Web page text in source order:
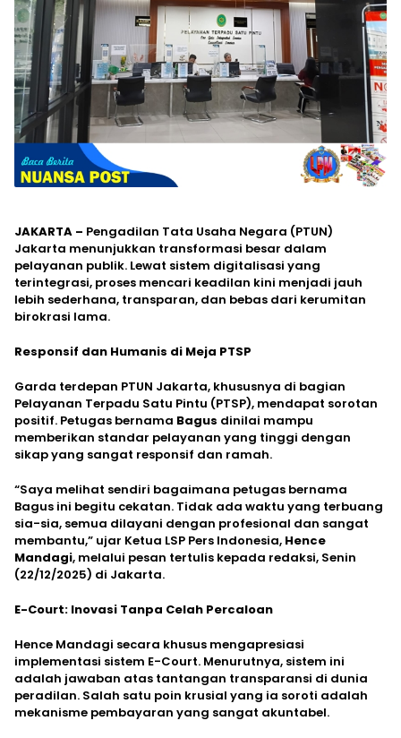
JAKARTA – Pengadilan Tata Usaha Negara (PTUN)
Jakarta menunjukkan transformasi besar dalam
pelayanan publik. Lewat sistem digitalisasi yang
terintegrasi, proses mencari keadilan kini menjadi jauh
lebih sederhana, transparan, dan bebas dari kerumitan
birokrasi lama.
Responsif dan Humanis di Meja PTSP
Garda terdepan PTUN Jakarta, khususnya di bagian
Pelayanan Terpadu Satu Pintu (PTSP), mendapat sorotan
positif. Petugas bernama Bagus dinilai mampu
memberikan standar pelayanan yang tinggi dengan
sikap yang sangat responsif dan ramah.
“Saya melihat sendiri bagaimana petugas bernama
Bagus ini begitu cekatan. Tidak ada waktu yang terbuang
sia-sia, semua dilayani dengan profesional dan sangat
membantu,” ujar Ketua LSP Pers Indonesia, Hence
Mandagi, melalui pesan tertulis kepada redaksi, Senin
(22/12/2025) di Jakarta.
E-Court: Inovasi Tanpa Celah Percaloan
Hence Mandagi secara khusus mengapresiasi
implementasi sistem E-Court. Menurutnya, sistem ini
adalah jawaban atas tantangan transparansi di dunia
peradilan. Salah satu poin krusial yang ia soroti adalah
mekanisme pembayaran yang sangat akuntabel.